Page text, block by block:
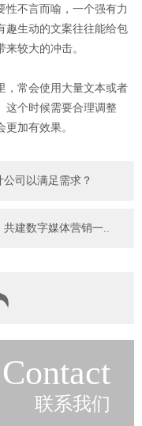
不言而喻，一个强有力
趣生动的文案往往能给包
较大的冲击。
常会使用大量文本或者
这个时候需要合理调整
加有效果。
司以满足需求？
建数字媒体营销一..
Contact
联系我们